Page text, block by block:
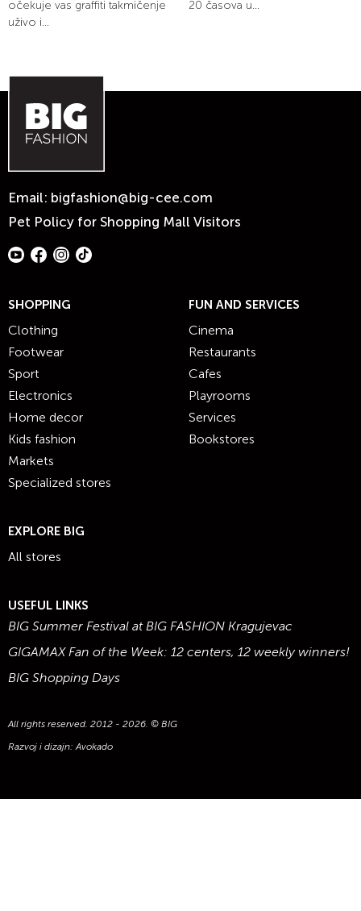
očekuje vas graffiti takmičenje
uživo i...
20 časova u...
Email: bigfashion@big-cee.com
Pet Policy for Shopping Mall Visitors
SHOPPING
Clothing
Footwear
Sport
Electronics
Home decor
Kids fashion
Markets
Specialized stores
FUN AND SERVICES
Cinema
Restaurants
Cafes
Playrooms
Services
Bookstores
EXPLORE BIG
All stores
USEFUL LINKS
BIG Summer Festival at BIG FASHION Kragujevac
GIGAMAX Fan of the Week: 12 centers, 12 weekly winners!
BIG Shopping Days
All rights reserved. 2012 - 2026. © BIG
Razvoj i dizajn:Avokado